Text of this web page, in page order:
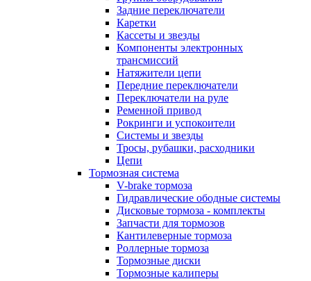
Задние переключатели
Каретки
Кассеты и звезды
Компоненты электронных
трансмиссий
Натяжители цепи
Передние переключатели
Переключатели на руле
Ременной привод
Рокринги и успокоители
Системы и звезды
Тросы, рубашки, расходники
Цепи
Тормозная система
V-brake тормоза
Гидравлические ободные системы
Дисковые тормоза - комплекты
Запчасти для тормозов
Кантилеверные тормоза
Роллерные тормоза
Тормозные диски
Тормозные калиперы